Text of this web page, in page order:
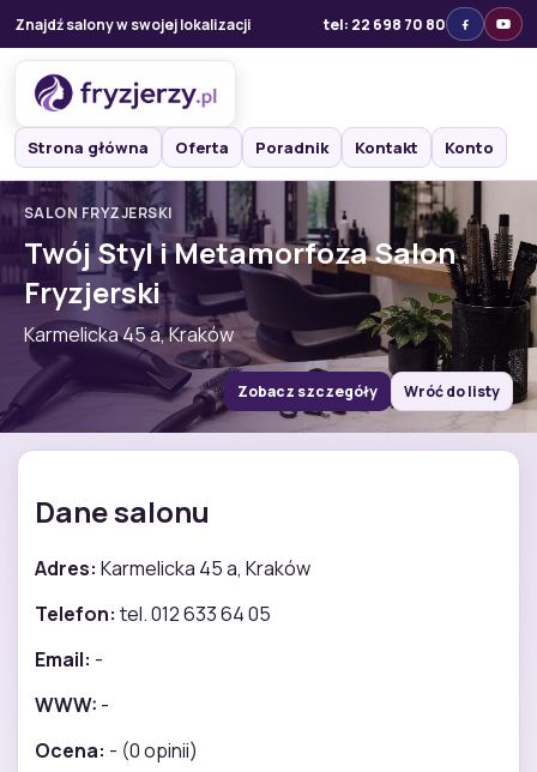
Znajdź salony w swojej lokalizacji tel: 22 698 70 80
Strona główna Oferta Poradnik Kontakt Konto
SALON FRYZJERSKI
Twój Styl i Metamorfoza Salon
Fryzjerski
Karmelicka 45 a, Kraków
Zobacz szczegóły Wróć do listy
Dane salonu
Adres: Karmelicka 45 a, Kraków
Telefon: tel. 012 633 64 05
Email: -
WWW: -
Ocena: - (0 opinii)